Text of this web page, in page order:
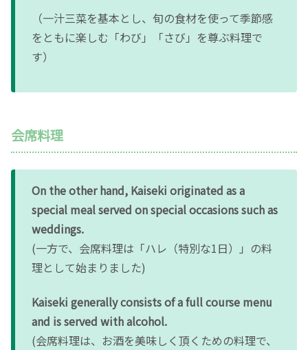
（一汁三菜を基本とし、旬の食材を使って季節感
をともに楽しむ「わび」「さび」を尊ぶ料理で
す）
会席料理
On the other hand, Kaiseki originated as a
special meal served on special occasions such as
weddings.
(一方で、会席料理は「ハレ（特別な1日）」の料
理として始まりました)
Kaiseki generally consists of a full course menu
and is served with alcohol.
(会席料理は、お酒を美味しく頂くための料理で、